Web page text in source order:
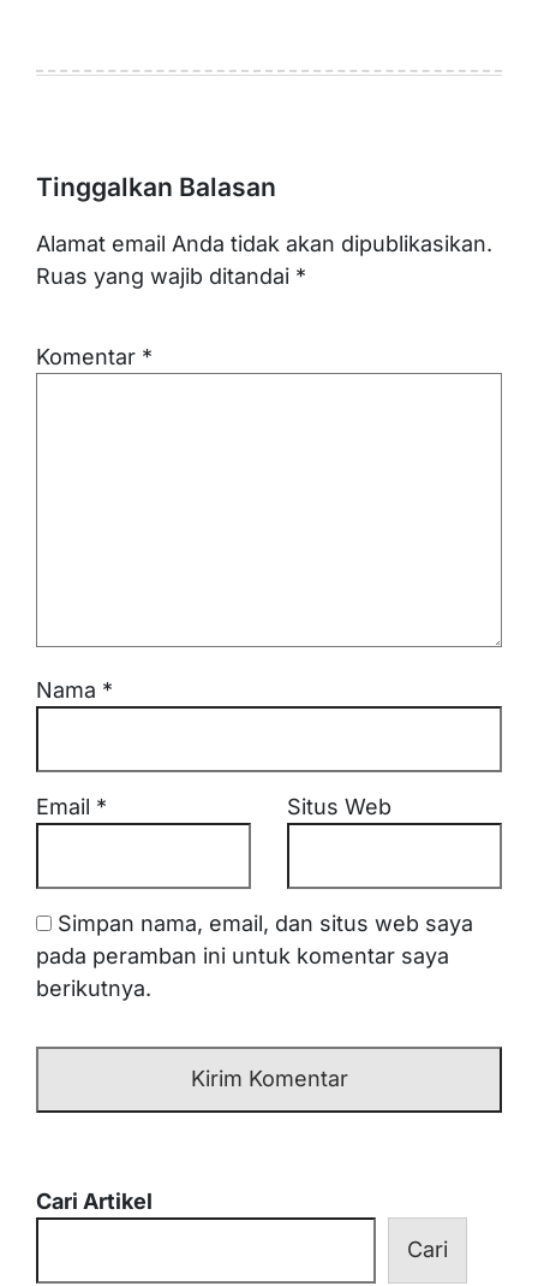
Tinggalkan Balasan
Alamat email Anda tidak akan dipublikasikan.
Ruas yang wajib ditandai *
Komentar *
Nama *
Email * Situs Web
Simpan nama, email, dan situs web saya
pada peramban ini untuk komentar saya
berikutnya.
Cari Artikel
Cari